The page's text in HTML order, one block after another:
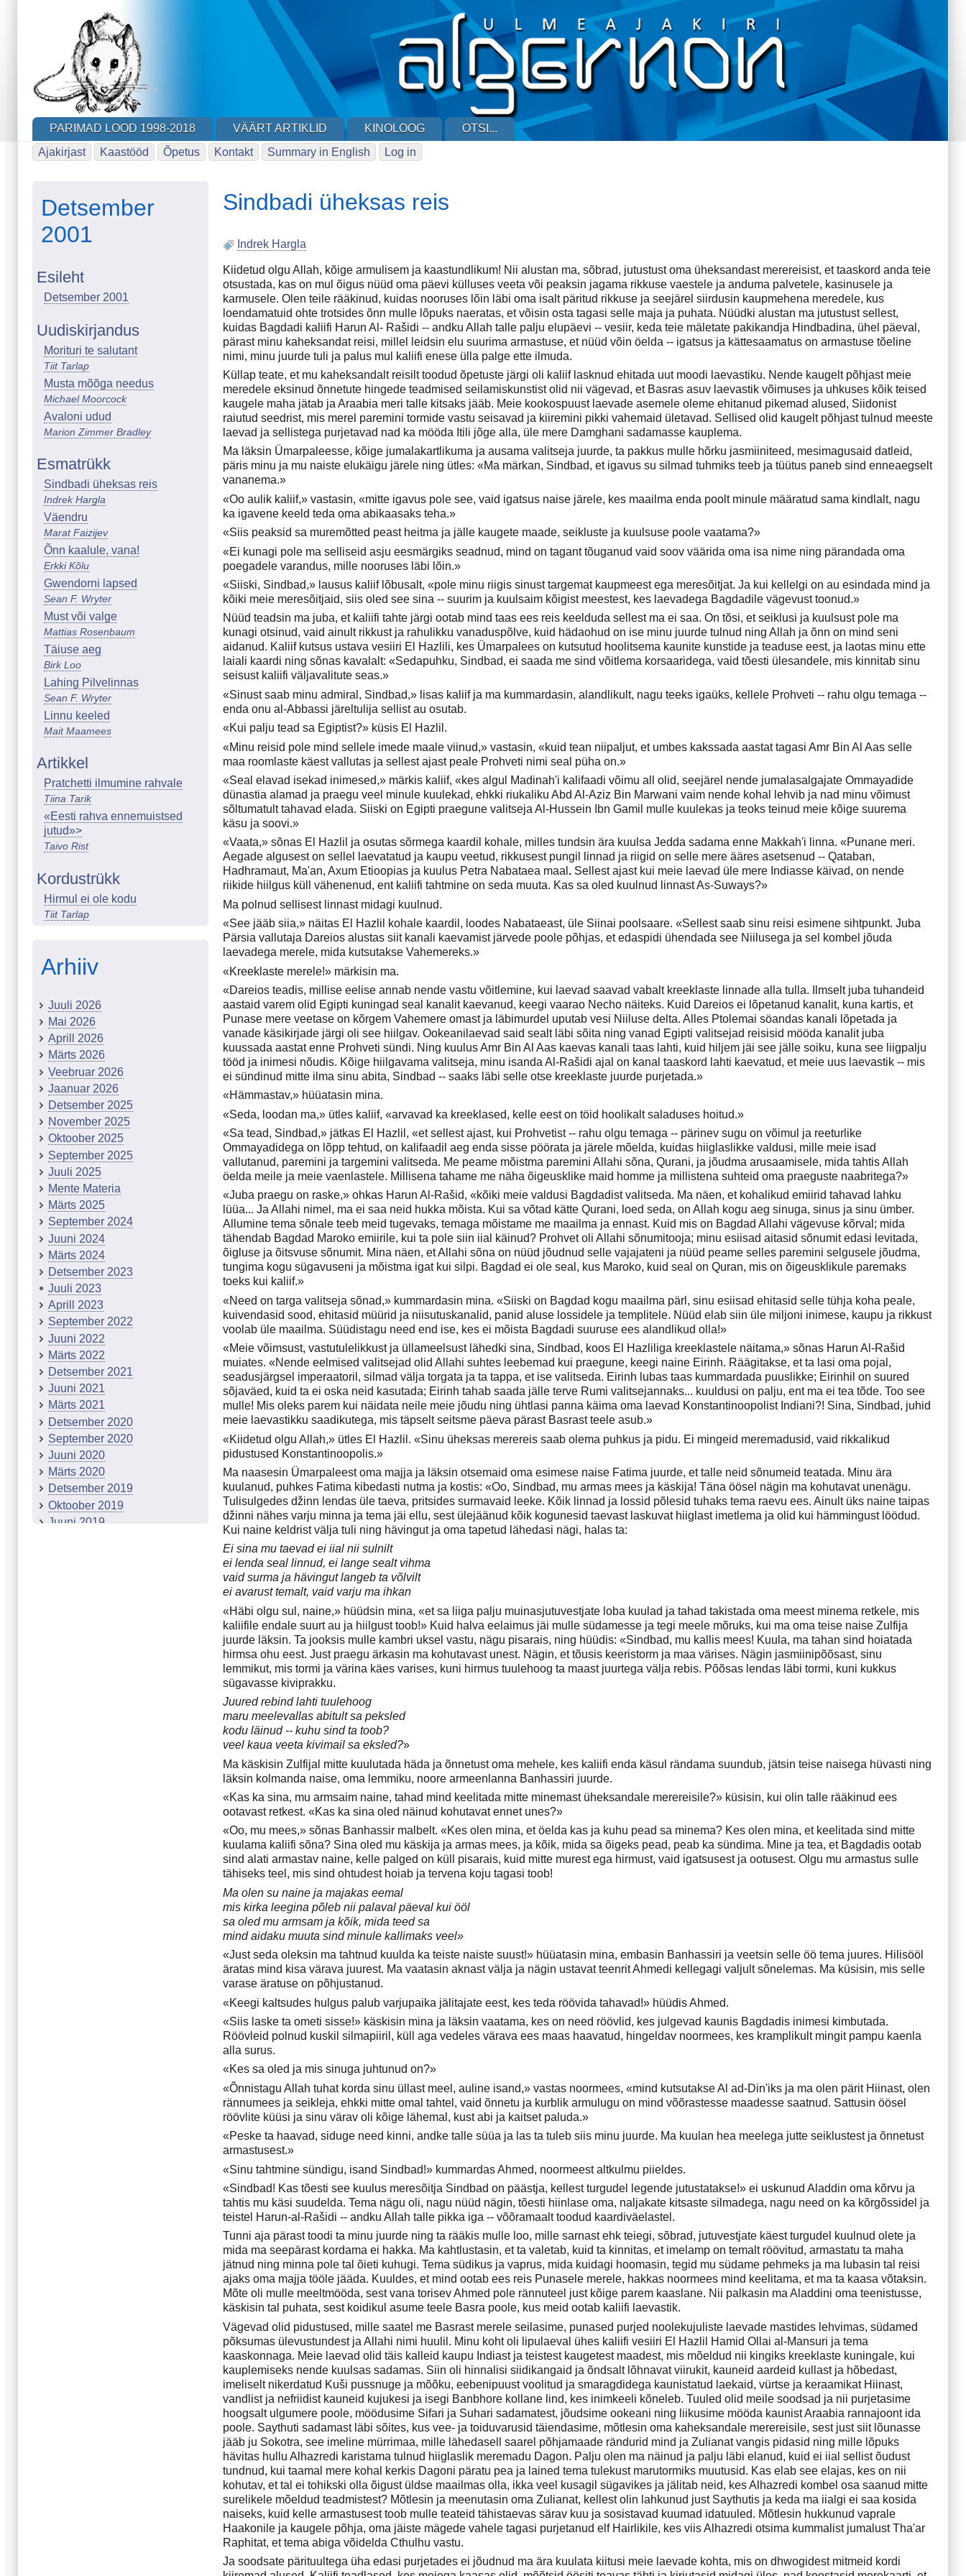
PARIMAD LOOD 1998-2018 VÄÄRT ARTIKLID KINOLOOG
OTSI...
Ajakirjast
Kaastööd Õpetus Kontakt Summary in English Log in
Detsember
2001
Esileht
Detsember 2001
Uudiskirjandus
Morituri te salutant
Tiit Tarlap
Musta mõõga needus
Michael Moorcock
Avaloni udud
Marion Zimmer Bradley
Esmatrükk
Sindbadi üheksas reis
Indrek Hargla
Väendru
Marat Faizijev
Õnn kaalule, vana!
Erkki Kõlu
Gwendorni lapsed
Sean F. Wryter
Must või valge
Mattias Rosenbaum
Täiuse aeg
Birk Loo
Lahing Pilvelinnas
Sean F. Wryter
Linnu keeled
Mait Maamees
Artikkel
Pratchetti ilmumine rahvale
Tiina Tarik
«Eesti rahva ennemuistsed
jutud»>
Taivo Rist
Kordustrükk
Hirmul ei ole kodu
Tiit Tarlap
Arhiiv
Juuli 2026
Mai 2026
Aprill 2026
Märts 2026
Veebruar 2026
Jaanuar 2026
Detsember 2025
November 2025
Oktoober 2025
September 2025
Juuli 2025
Mente Materia
Märts 2025
September 2024
Juuni 2024
Märts 2024
Detsember 2023
Juuli 2023
Aprill 2023
September 2022
Juuni 2022
Märts 2022
Detsember 2021
Juuni 2021
Märts 2021
Detsember 2020
September 2020
Juuni 2020
Märts 2020
Detsember 2019
Oktoober 2019
Juuni 2019
Sindbadi üheksas reis
Indrek Hargla
Kiidetud olgu Allah, kõige armulisem ja kaastundlikum! Nii alustan ma, sõbrad, jutustust oma üheksandast merereisist, et taaskord anda teie
otsustada, kas on mul õigus nüüd oma päevi külluses veeta või peaksin jagama rikkuse vaestele ja anduma palvetele, kasinusele ja
karmusele. Olen teile rääkinud, kuidas nooruses lõin läbi oma isalt päritud rikkuse ja seejärel siirdusin kaupmehena meredele, kus
loendamatuid ohte trotsides õnn mulle lõpuks naeratas, et võisin osta tagasi selle maja ja puhata. Nüüdki alustan ma jutustust sellest,
kuidas Bagdadi kaliifi Harun Al- Rašidi -- andku Allah talle palju elupäevi -- vesiir, keda teie mäletate pakikandja Hindbadina, ühel päeval,
pärast minu kaheksandat reisi, millel leidsin elu suurima armastuse, et nüüd võin öelda -- igatsus ja kättesaamatus on armastuse tõeline
nimi, minu juurde tuli ja palus mul kaliifi enese ülla palge ette ilmuda.
Küllap teate, et mu kaheksandalt reisilt toodud õpetuste järgi oli kaliif lasknud ehitada uut moodi laevastiku. Nende kaugelt põhjast meie
meredele eksinud õnnetute hingede teadmised seilamiskunstist olid nii vägevad, et Basras asuv laevastik võimuses ja uhkuses kõik teised
kaugele maha jätab ja Araabia meri talle kitsaks jääb. Meie kookospuust laevade asemele oleme ehitanud pikemad alused, Siidonist
raiutud seedrist, mis merel paremini tormide vastu seisavad ja kiiremini pikki vahemaid ületavad. Sellised olid kaugelt põhjast tulnud meeste
laevad ja sellistega purjetavad nad ka mööda Itili jõge alla, üle mere Damghani sadamasse kauplema.
Ma läksin Ümarpaleesse, kõige jumalakartlikuma ja ausama valitseja juurde, ta pakkus mulle hõrku jasmiiniteed, mesimagusaid datleid,
päris minu ja mu naiste elukäigu järele ning ütles: «Ma märkan, Sindbad, et igavus su silmad tuhmiks teeb ja tüütus paneb sind enneaegselt
vananema.»
«Oo aulik kaliif,» vastasin, «mitte igavus pole see, vaid igatsus naise järele, kes maailma enda poolt minule määratud sama kindlalt, nagu
ka igavene keeld teda oma abikaasaks teha.»
«Siis peaksid sa muremõtted peast heitma ja jälle kaugete maade, seikluste ja kuulsuse poole vaatama?»
«Ei kunagi pole ma selliseid asju eesmärgiks seadnud, mind on tagant tõuganud vaid soov väärida oma isa nime ning pärandada oma
poegadele varandus, mille nooruses läbi lõin.»
«Siiski, Sindbad,» lausus kaliif lõbusalt, «pole minu riigis sinust targemat kaupmeest ega meresõitjat. Ja kui kellelgi on au esindada mind ja
kõiki meie meresõitjaid, siis oled see sina -- suurim ja kuulsaim kõigist meestest, kes laevadega Bagdadile vägevust toonud.»
Nüüd teadsin ma juba, et kaliifi tahte järgi ootab mind taas ees reis keelduda sellest ma ei saa. On tõsi, et seiklusi ja kuulsust pole ma
kunagi otsinud, vaid ainult rikkust ja rahulikku vanaduspõlve, kuid hädaohud on ise minu juurde tulnud ning Allah ja õnn on mind seni
aidanud. Kaliif kutsus ustava vesiiri El Hazlili, kes Ümarpalees on kutsutud hoolitsema kaunite kunstide ja teaduse eest, ja laotas minu ette
laiali kaardi ning sõnas kavalalt: «Sedapuhku, Sindbad, ei saada me sind võitlema korsaaridega, vaid tõesti ülesandele, mis kinnitab sinu
seisust kaliifi väljavalitute seas.»
«Sinust saab minu admiral, Sindbad,» lisas kaliif ja ma kummardasin, alandlikult, nagu teeks igaüks, kellele Prohveti -- rahu olgu temaga --
enda onu al-Abbassi järeltulija sellist au osutab.
«Kui palju tead sa Egiptist?» küsis El Hazlil.
«Minu reisid pole mind sellele imede maale viinud,» vastasin, «kuid tean niipaljut, et umbes kakssada aastat tagasi Amr Bin Al Aas selle
maa roomlaste käest vallutas ja sellest ajast peale Prohveti nimi seal püha on.»
«Seal elavad isekad inimesed,» märkis kaliif, «kes algul Madinah'i kalifaadi võimu all olid, seejärel nende jumalasalgajate Ommayadide
dünastia alamad ja praegu veel minule kuulekad, ehkki riukaliku Abd Al-Aziz Bin Marwani vaim nende kohal lehvib ja nad minu võimust
sõltumatult tahavad elada. Siiski on Egipti praegune valitseja Al-Hussein Ibn Gamil mulle kuulekas ja teoks teinud meie kõige suurema
käsu ja soovi.»
«Vaata,» sõnas El Hazlil ja osutas sõrmega kaardil kohale, milles tundsin ära kuulsa Jedda sadama enne Makkah'i linna. «Punane meri.
Aegade algusest on sellel laevatatud ja kaupu veetud, rikkusest pungil linnad ja riigid on selle mere ääres asetsenud -- Qataban,
Hadhramaut, Ma'an, Axum Etioopias ja kuulus Petra Nabataea maal . Sellest ajast kui meie laevad üle mere Indiasse käivad, on nende
riikide hiilgus küll vähenenud, ent kaliifi tahtmine on seda muuta. Kas sa oled kuulnud linnast As-Suways?»
Ma polnud sellisest linnast midagi kuulnud.
«See jääb siia,» näitas El Hazlil kohale kaardil, loodes Nabataeast, üle Siinai poolsaare. «Sellest saab sinu reisi esimene sihtpunkt. Juba
Pärsia vallutaja Dareios alustas siit kanali kaevamist järvede poole põhjas, et edaspidi ühendada see Niilusega ja sel kombel jõuda
laevadega merele, mida kutsutakse Vahemereks.»
«Kreeklaste merele!» märkisin ma.
«Dareios teadis, millise eelise annab nende vastu võitlemine, kui laevad saavad vabalt kreeklaste linnade alla tulla. Ilmselt juba tuhandeid
aastaid varem olid Egipti kuningad seal kanalit kaevanud, keegi vaarao Necho näiteks. Kuid Dareios ei lõpetanud kanalit, kuna kartis, et
Punase mere veetase on kõrgem Vahemere omast ja läbimurdel uputab vesi Niiluse delta. Alles Ptolemai söandas kanali lõpetada ja
vanade käsikirjade järgi oli see hiilgav. Ookeanilaevad said sealt läbi sõita ning vanad Egipti valitsejad reisisid mööda kanalit juba
kuussada aastat enne Prohveti sündi. Ning kuulus Amr Bin Al Aas kaevas kanali taas lahti, kuid hiljem jäi see jälle soiku, kuna see liigpalju
tööd ja inimesi nõudis. Kõige hiilgavama valitseja, minu isanda Al-Rašidi ajal on kanal taaskord lahti kaevatud, et meie uus laevastik -- mis
ei sündinud mitte ilma sinu abita, Sindbad -- saaks läbi selle otse kreeklaste juurde purjetada.»
«Hämmastav,» hüüatasin mina.
«Seda, loodan ma,» ütles kaliif, «arvavad ka kreeklased, kelle eest on töid hoolikalt saladuses hoitud.»
«Sa tead, Sindbad,» jätkas El Hazlil, «et sellest ajast, kui Prohvetist -- rahu olgu temaga -- pärinev sugu on võimul ja reeturlike
Ommayadidega on lõpp tehtud, on kalifaadil aeg enda sisse pöörata ja järele mõelda, kuidas hiiglaslikke valdusi, mille meie isad
vallutanud, paremini ja targemini valitseda. Me peame mõistma paremini Allahi sõna, Qurani, ja jõudma arusaamisele, mida tahtis Allah
öelda meile ja meie vaenlastele. Millisena tahame me näha õigeusklike maid homme ja millistena suhteid oma praeguste naabritega?»
«Juba praegu on raske,» ohkas Harun Al-Rašid, «kõiki meie valdusi Bagdadist valitseda. Ma näen, et kohalikud emiirid tahavad lahku
lüüa... Ja Allahi nimel, ma ei saa neid hukka mõista. Kui sa võtad kätte Qurani, loed seda, on Allah kogu aeg sinuga, sinus ja sinu ümber.
Allumine tema sõnale teeb meid tugevaks, temaga mõistame me maailma ja ennast. Kuid mis on Bagdad Allahi vägevuse kõrval; mida
tähendab Bagdad Maroko emiirile, kui ta pole siin iial käinud? Prohvet oli Allahi sõnumitooja; minu esiisad aitasid sõnumit edasi levitada,
õigluse ja õitsvuse sõnumit. Mina näen, et Allahi sõna on nüüd jõudnud selle vajajateni ja nüüd peame selles paremini selgusele jõudma,
tungima kogu sügavuseni ja mõistma igat kui silpi. Bagdad ei ole seal, kus Maroko, kuid seal on Quran, mis on õigeusklikule paremaks
toeks kui kaliif.»
«Need on targa valitseja sõnad,» kummardasin mina. «Siiski on Bagdad kogu maailma pärl, sinu esiisad ehitasid selle tühja koha peale,
kuivendasid sood, ehitasid müürid ja niisutuskanalid, panid aluse lossidele ja templitele. Nüüd elab siin üle miljoni inimese, kaupu ja rikkust
voolab üle maailma. Süüdistagu need end ise, kes ei mõista Bagdadi suuruse ees alandlikud olla!»
«Meie võimsust, vastutulelikkust ja üllameelsust lähedki sina, Sindbad, koos El Hazliliga kreeklastele näitama,» sõnas Harun Al-Rašid
muiates. «Nende eelmised valitsejad olid Allahi suhtes leebemad kui praegune, keegi naine Eirinh. Räägitakse, et ta lasi oma pojal,
seadusjärgsel imperaatoril, silmad välja torgata ja ta tappa, et ise valitseda. Eirinh lubas taas kummardada puuslikke; Eirinhil on suured
sõjaväed, kuid ta ei oska neid kasutada; Eirinh tahab saada jälle terve Rumi valitsejannaks... kuuldusi on palju, ent ma ei tea tõde. Too see
mulle! Mis oleks parem kui näidata neile meie jõudu ning ühtlasi panna käima oma laevad Konstantinoopolist Indiani?! Sina, Sindbad, juhid
meie laevastikku saadikutega, mis täpselt seitsme päeva pärast Basrast teele asub.»
«Kiidetud olgu Allah,» ütles El Hazlil. «Sinu üheksas merereis saab olema puhkus ja pidu. Ei mingeid meremadusid, vaid rikkalikud
pidustused Konstantinoopolis.»
Ma naasesin Ümarpaleest oma majja ja läksin otsemaid oma esimese naise Fatima juurde, et talle neid sõnumeid teatada. Minu ära
kuulanud, puhkes Fatima kibedasti nutma ja kostis: «Oo, Sindbad, mu armas mees ja käskija! Täna öösel nägin ma kohutavat unenägu.
Tulisulgedes džinn lendas üle taeva, pritsides surmavaid leeke. Kõik linnad ja lossid põlesid tuhaks tema raevu ees. Ainult üks naine taipas
džinni nähes varju minna ja tema jäi ellu, sest ülejäänud kõik kogunesid taevast laskuvat hiiglast imetlema ja olid kui hämmingust löödud.
Kui naine keldrist välja tuli ning hävingut ja oma tapetud lähedasi nägi, halas ta:
Ei sina mu taevad ei iial nii sulnilt
ei lenda seal linnud, ei lange sealt vihma
vaid surma ja hävingut langeb ta võlvilt
ei avarust temalt, vaid varju ma ihkan
«Häbi olgu sul, naine,» hüüdsin mina, «et sa liiga palju muinasjutuvestjate loba kuulad ja tahad takistada oma meest minema retkele, mis
kaliifile endale suurt au ja hiilgust toob!» Kuid halva eelaimus jäi mulle südamesse ja tegi meele mõruks, kui ma oma teise naise Zulfija
juurde läksin. Ta jooksis mulle kambri uksel vastu, nägu pisarais, ning hüüdis: «Sindbad, mu kallis mees! Kuula, ma tahan sind hoiatada
hirmsa ohu eest. Just praegu ärkasin ma kohutavast unest. Nägin, et tõusis keeristorm ja maa värises. Nägin jasmiinipõõsast, sinu
lemmikut, mis tormi ja värina käes varises, kuni hirmus tuulehoog ta maast juurtega välja rebis. Põõsas lendas läbi tormi, kuni kukkus
sügavasse kiviprakku.
Juured rebind lahti tuulehoog
maru meelevallas abitult sa peksled
kodu läinud -- kuhu sind ta toob?
veel kaua veeta kivimail sa eksled?»
Ma käskisin Zulfijal mitte kuulutada häda ja õnnetust oma mehele, kes kaliifi enda käsul rändama suundub, jätsin teise naisega hüvasti ning
läksin kolmanda naise, oma lemmiku, noore armeenlanna Banhassiri juurde.
«Kas ka sina, mu armsaim naine, tahad mind keelitada mitte minemast üheksandale merereisile?» küsisin, kui olin talle rääkinud ees
ootavast retkest. «Kas ka sina oled näinud kohutavat ennet unes?»
«Oo, mu mees,» sõnas Banhassir malbelt. «Kes olen mina, et öelda kas ja kuhu pead sa minema? Kes olen mina, et keelitada sind mitte
kuulama kaliifi sõna? Sina oled mu käskija ja armas mees, ja kõik, mida sa õigeks pead, peab ka sündima. Mine ja tea, et Bagdadis ootab
sind alati armastav naine, kelle palged on küll pisarais, kuid mitte murest ega hirmust, vaid igatsusest ja ootusest. Olgu mu armastus sulle
tähiseks teel, mis sind ohtudest hoiab ja tervena koju tagasi toob!
Ma olen su naine ja majakas eemal
mis kirka leegina põleb nii palaval päeval kui ööl
sa oled mu armsam ja kõik, mida teed sa
mind aidaku muuta sind minule kallimaks veel»
«Just seda oleksin ma tahtnud kuulda ka teiste naiste suust!» hüüatasin mina, embasin Banhassiri ja veetsin selle öö tema juures. Hilisööl
äratas mind kisa värava juurest. Ma vaatasin aknast välja ja nägin ustavat teenrit Ahmedi kellegagi valjult sõnelemas. Ma küsisin, mis selle
varase äratuse on põhjustanud.
«Keegi kaltsudes hulgus palub varjupaika jälitajate eest, kes teda röövida tahavad!» hüüdis Ahmed.
«Siis laske ta ometi sisse!» käskisin mina ja läksin vaatama, kes on need röövlid, kes julgevad kaunis Bagdadis inimesi kimbutada.
Röövleid polnud kuskil silmapiiril, küll aga vedeles värava ees maas haavatud, hingeldav noormees, kes kramplikult mingit pampu kaenla
alla surus.
«Kes sa oled ja mis sinuga juhtunud on?»
«Õnnistagu Allah tuhat korda sinu üllast meel, auline isand,» vastas noormees, «mind kutsutakse Al ad-Din'iks ja ma olen pärit Hiinast, olen
rännumees ja seikleja, ehkki mitte omal tahtel, vaid õnnetu ja kurblik armulugu on mind võõrastesse maadesse saatnud. Sattusin öösel
röövlite küüsi ja sinu värav oli kõige lähemal, kust abi ja kaitset paluda.»
«Peske ta haavad, siduge need kinni, andke talle süüa ja las ta tuleb siis minu juurde. Ma kuulan hea meelega jutte seiklustest ja õnnetust
armastusest.»
«Sinu tahtmine sündigu, isand Sindbad!» kummardas Ahmed, noormeest altkulmu piieldes.
«Sindbad! Kas tõesti see kuulus meresõitja Sindbad on päästja, kellest turgudel legende jutustatakse!» ei uskunud Aladdin oma kõrvu ja
tahtis mu käsi suudelda. Tema nägu oli, nagu nüüd nägin, tõesti hiinlase oma, naljakate kitsaste silmadega, nagu need on ka kõrgõssidel ja
teistel Harun-al-Rašidi -- andku Allah talle pikka iga -- võõramaalt toodud kaardiväelastel.
Tunni aja pärast toodi ta minu juurde ning ta rääkis mulle loo, mille sarnast ehk teiegi, sõbrad, jutuvestjate käest turgudel kuulnud olete ja
mida ma seepärast kordama ei hakka. Ma kahtlustasin, et ta valetab, kuid ta kinnitas, et imelamp on temalt röövitud, armastatu ta maha
jätnud ning minna pole tal õieti kuhugi. Tema südikus ja vaprus, mida kuidagi hoomasin, tegid mu südame pehmeks ja ma lubasin tal reisi
ajaks oma majja tööle jääda. Kuuldes, et mind ootab ees reis Punasele merele, hakkas noormees mind keelitama, et ma ta kaasa võtaksin.
Mõte oli mulle meeltmööda, sest vana torisev Ahmed pole rännuteel just kõige parem kaaslane. Nii palkasin ma Aladdini oma teenistusse,
käskisin tal puhata, sest koidikul asume teele Basra poole, kus meid ootab kaliifi laevastik.
Vägevad olid pidustused, mille saatel me Basrast merele seilasime, punased purjed noolekujuliste laevade mastides lehvimas, südamed
põksumas ülevustundest ja Allahi nimi huulil. Minu koht oli lipulaeval ühes kaliifi vesiiri El Hazlil Hamid Ollai al-Mansuri ja tema
kaaskonnaga. Meie laevad olid täis kalleid kaupu Indiast ja teistest kaugetest maadest, mis mõeldud nii kingiks kreeklaste kuningale, kui
kauplemiseks nende kuulsas sadamas. Siin oli hinnalisi siidikangaid ja õndsalt lõhnavat viirukit, kauneid aardeid kullast ja hõbedast,
imeliselt nikerdatud Kuši pussnuge ja mõõku, eebenipuust voolitud ja smaragdidega kaunistatud laekaid, vürtse ja keraamikat Hiinast,
vandlist ja nefriidist kauneid kujukesi ja isegi Banbhore kollane lind, kes inimkeeli kõneleb. Tuuled olid meile soodsad ja nii purjetasime
hoogsalt ulgumere poole, möödusime Sifari ja Suhari sadamatest, jõudsime ookeani ning liikusime mööda kaunist Araabia rannajoont ida
poole. Saythuti sadamast läbi sõites, kus vee- ja toiduvarusid täiendasime, mõtlesin oma kaheksandale merereisile, sest just siit lõunasse
jääb ju Sokotra, see imeline mürrimaa, mille lähedasell saarel põhjamaade rändurid mind ja Zulianat vangis pidasid ning mille lõpuks
hävitas hullu Alhazredi karistama tulnud hiiglaslik meremadu Dagon. Palju olen ma näinud ja palju läbi elanud, kuid ei iial sellist õudust
tundnud, kui taamal mere kohal kerkis Dagoni päratu pea ja lained tema tulekust marutormiks muutusid. Kas elab see elajas, kes on nii
kohutav, et tal ei tohikski olla õigust üldse maailmas olla, ikka veel kusagil sügavikes ja jälitab neid, kes Alhazredi kombel osa saanud mitte
surelikele mõeldud teadmistest? Mõtlesin ja meenutasin oma Zulianat, kellest olin lahkunud just Saythutis ja keda ma iialgi ei saa kosida
naiseks, kuid kelle armastusest toob mulle teateid tähistaevas särav kuu ja sosistavad kuumad idatuuled. Mõtlesin hukkunud vaprale
Haakonile ja kaugele põhja, oma jäiste mägede vahele tagasi purjetanud elf Hairlikile, kes viis Alhazredi otsima kummalist jumalust Tha'ar
Raphitat, et tema abiga võidelda Cthulhu vastu.
Ja soodsate pärituultega üha edasi purjetades ei jõudnud ma ära kuulata kiitusi meie laevade kohta, mis on dhwogidest mitmeid kordi